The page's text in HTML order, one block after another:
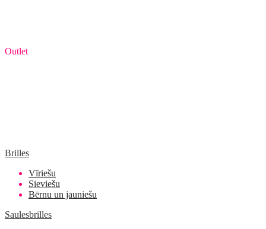
Outlet
Brilles
Vīriešu
Sieviešu
Bērnu un jauniešu
Saulesbrilles